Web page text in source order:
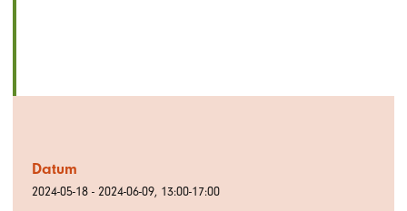
Datum
2024-05-18 - 2024-06-09, 13:00-17:00